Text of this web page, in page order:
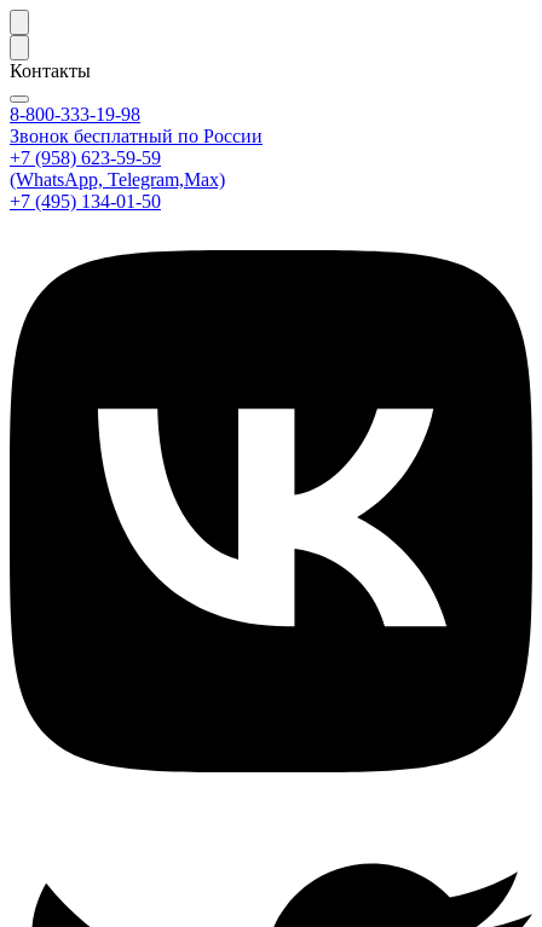
Контакты
8-800-333-19-98
Звонок бесплатный по России
+7 (958) 623-59-59
(WhatsApp, Telegram,Max)
+7 (495) 134-01-50